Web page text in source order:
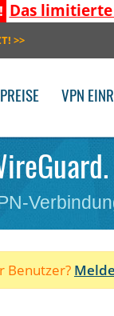
Das
>>
PREISE VPN
Benutzer?